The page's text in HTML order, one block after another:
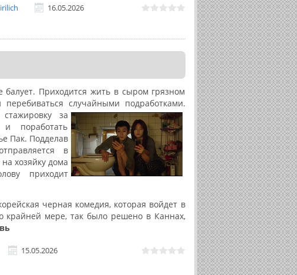
16.05.2026
Приходится жить в сыром грязном
случайными подработками.
за
поработать
Пак. Подделав
в
хозяйку дома
приходит
черная комедия, которая войдет в
крайней мере, так было решено в Каннах,
15.05.2026